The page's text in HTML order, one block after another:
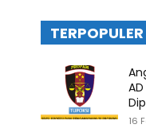
TERPOPULER
16